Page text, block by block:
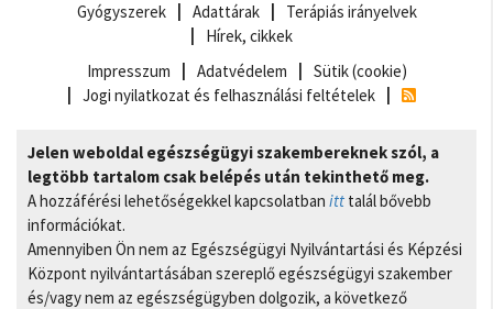
Gyógyszerek Adattárak
Terápiás irányelvek
Hírek, cikkek
Impresszum
Adatvédelem
Sütik (cookie)
Jogi nyilatkozat és felhasználási feltételek
Jelen weboldal egészségügyi szakembereknek szól, a
legtöbb tartalom csak belépés után tekinthető meg.
A hozzáférési lehetőségekkel kapcsolatban itt talál bővebb
információkat.
Amennyiben Ön nem az Egészségügyi Nyilvántartási és Képzési
Központ nyilvántartásában szereplő egészségügyi szakember
és/vagy nem az egészségügyben dolgozik, a következő